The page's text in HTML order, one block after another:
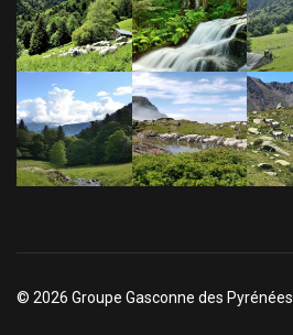
© 2026 Groupe Gasconne des Pyrénées